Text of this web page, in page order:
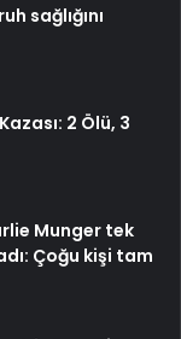
sağlığını
2 Ölü, 3
Munger tek
Çoğu kişi tam